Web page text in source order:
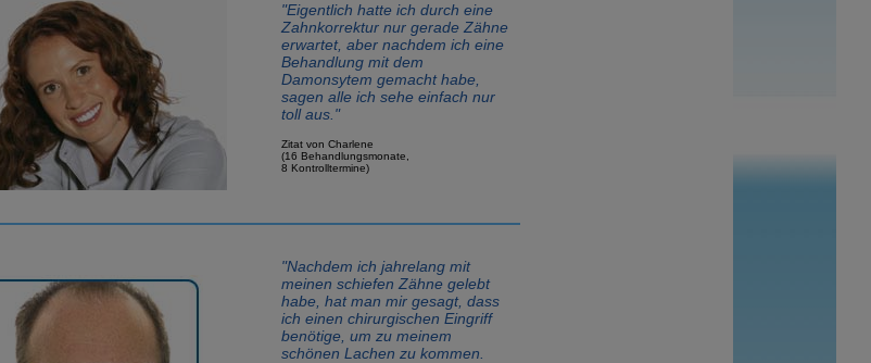
"Eigentlich hatte ich durch eine
Zahnkorrektur nur gerade Zähne
erwartet, aber nachdem ich eine
Behandlung mit dem
Damonsytem gemacht habe,
sagen alle ich sehe einfach nur
toll aus."
Zitat von Charlene
(16 Behandlungsmonate,
8 Kontrolltermine)
"Nachdem ich jahrelang mit
meinen schiefen Zähne gelebt
habe, hat man mir gesagt, dass
ich einen chirurgischen Eingriff
benötige, um zu meinem
schönen Lachen zu kommen.